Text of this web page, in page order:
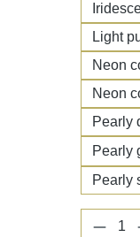
Light
Neon
Neon
Pearly
Pearly
Pearly